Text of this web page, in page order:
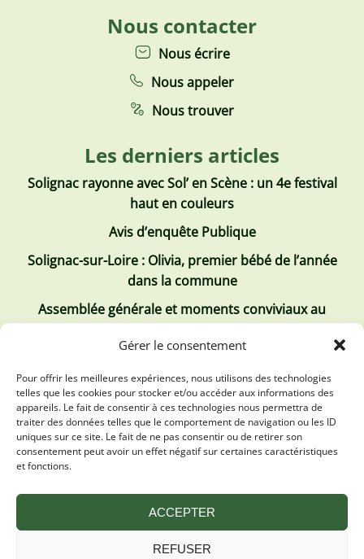
Gérer le consentement
Pour offrir les meilleures expériences, nous utilisons des technologies
telles que les cookies pour stocker et/ou accéder aux informations des
appareils. Le fait de consentir à ces technologies nous permettra de
traiter des données telles que le comportement de navigation ou les ID
uniques sur ce site. Le fait de ne pas consentir ou de retirer son
consentement peut avoir un effet négatif sur certaines caractéristiques
et fonctions.
ACCEPTER
REFUSER
Nous contacter
Nous écrire
Nous appeler
Nous trouver
Les derniers articles
Solignac rayonne avec Sol’ en Scène : un 4e festival
haut en couleurs
Avis d’enquête Publique
Solignac-sur-Loire : Olivia, premier bébé de l’année
dans la commune
Assemblée générale et moments conviviaux au
Les derniers comptes rendus
Conseil municipal 2 juillet 2026
Conseil Municipal du 30 avril 2026